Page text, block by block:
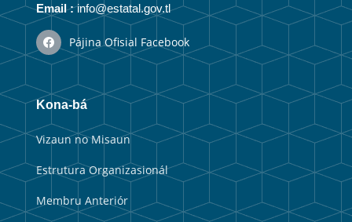
Email :info@estatal.gov.tl
Pájina Ofisial Facebook
Kona-bá
Vizaun no Misaun
Estrutura Organizasionál
Membru Anteriór